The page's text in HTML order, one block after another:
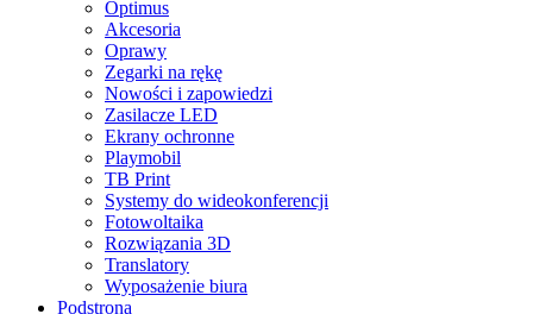
Optimus
Akcesoria
Oprawy
Zegarki na rękę
Nowości i zapowiedzi
Zasilacze LED
Ekrany ochronne
Playmobil
TB Print
Systemy do wideokonferencji
Fotowoltaika
Rozwiązania 3D
Translatory
Wyposażenie biura
Podstrona